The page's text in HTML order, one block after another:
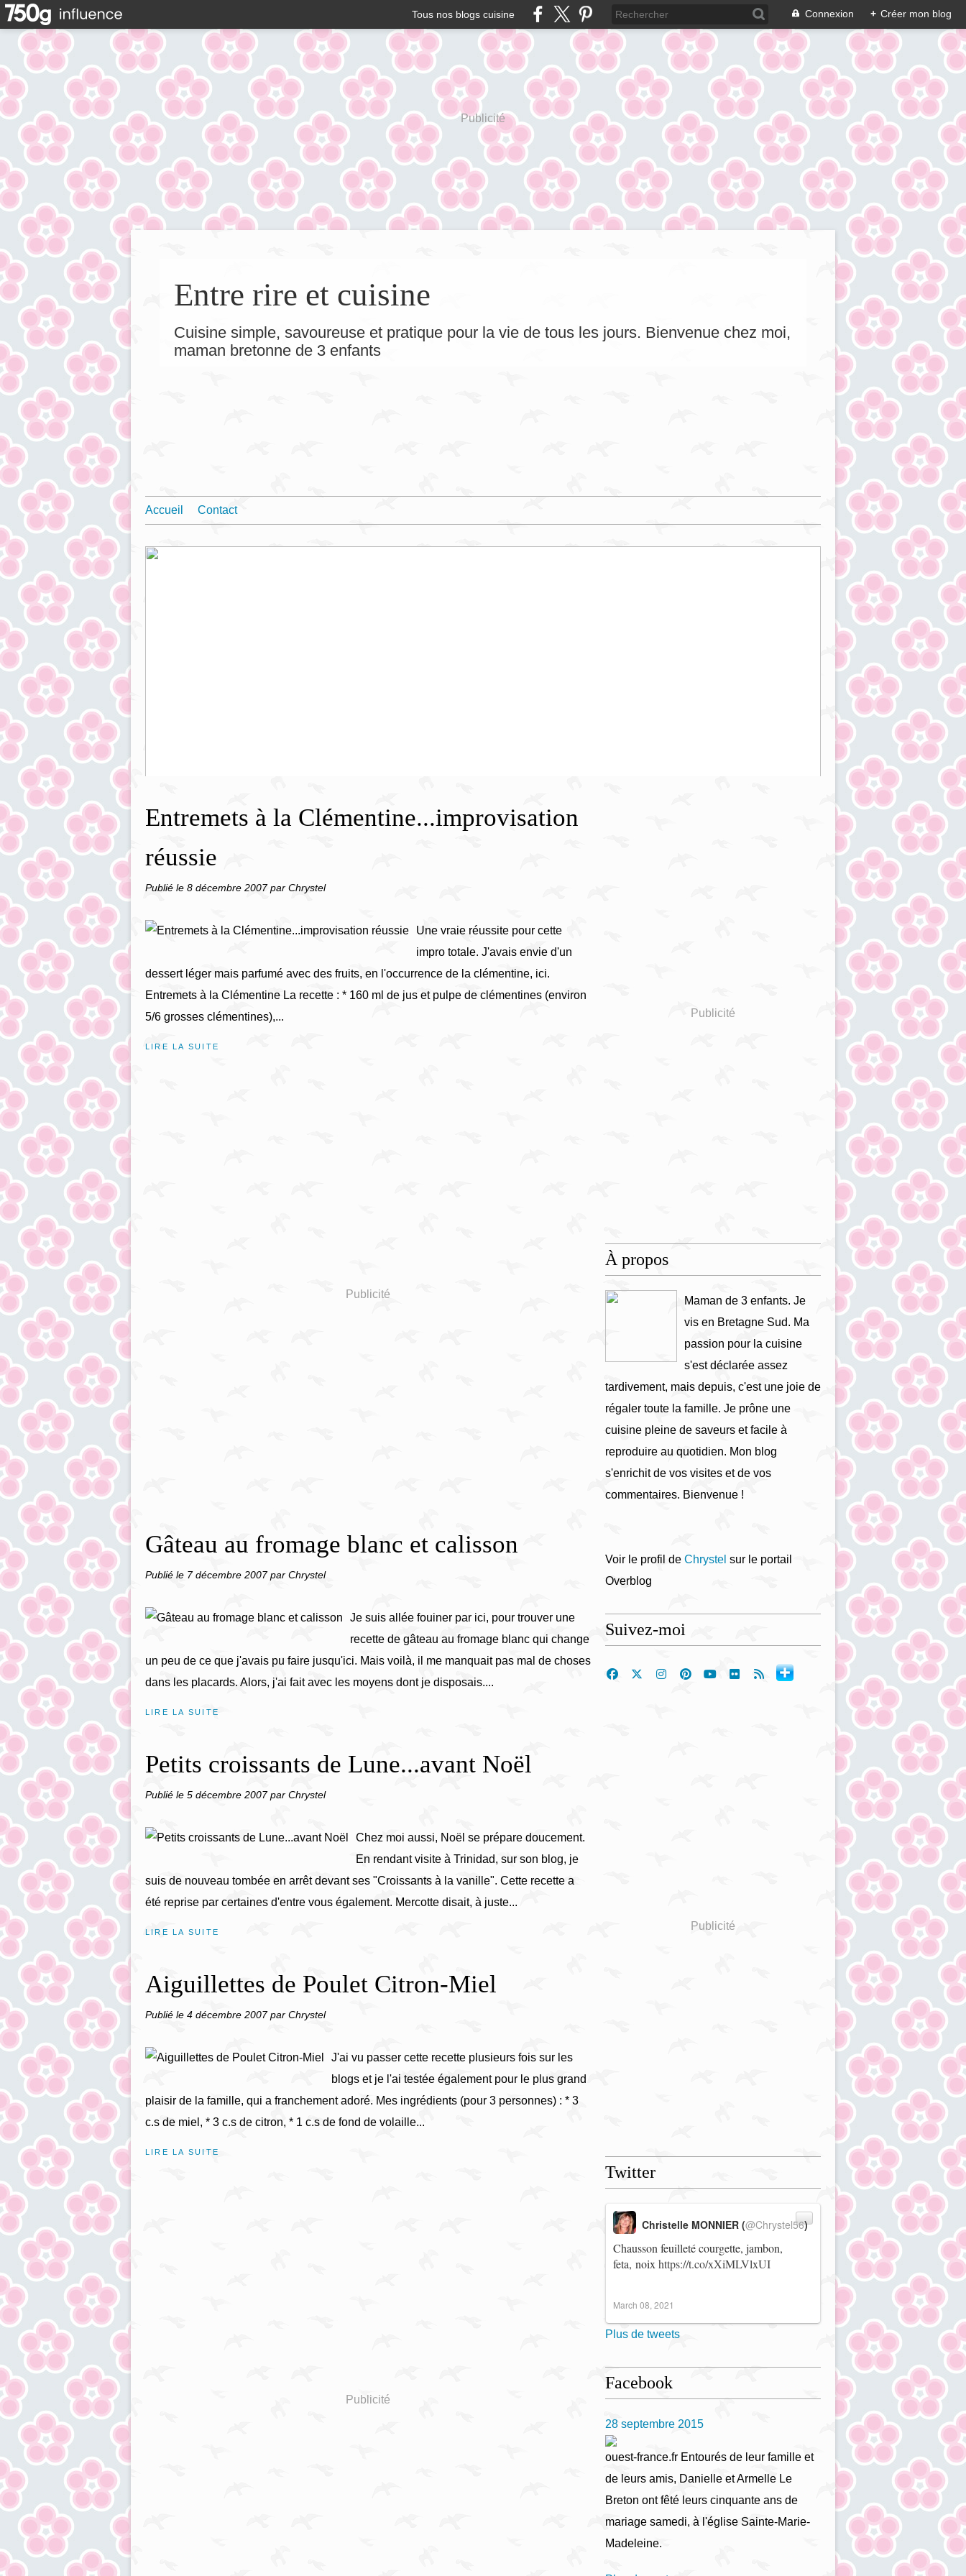
Tous nos blogs cuisine Connexion + Créer mon blog
Publicité
Entre rire et cuisine
Cuisine simple, savoureuse et pratique pour la vie de tous les jours. Bienvenue chez moi,
maman bretonne de 3 enfants
Accueil Contact
Entremets à la Clémentine...improvisation
réussie
Publié le 8 décembre 2007par Chrystel
Une vraie réussite pour cette
impro totale. J'avais envie d'un
dessert léger mais parfumé avec des fruits, en l'occurrence de la clémentine, ici.
Entremets à la Clémentine La recette : * 160 ml de jus et pulpe de clémentines (environ
5/6 grosses clémentines),...
LIRE LA SUITE
Publicité
Gâteau au fromage blanc et calisson
Publié le 7 décembre 2007par Chrystel
Je suis allée fouiner par ici, pour trouver une
recette de gâteau au fromage blanc qui change
un peu de ce que j'avais pu faire jusqu'ici. Mais voilà, il me manquait pas mal de choses
dans les placards. Alors, j'ai fait avec les moyens dont je disposais....
LIRE LA SUITE
Petits croissants de Lune...avant Noël
Publié le 5 décembre 2007par Chrystel
Chez moi aussi, Noël se prépare doucement.
En rendant visite à Trinidad, sur son blog, je
suis de nouveau tombée en arrêt devant ses "Croissants à la vanille". Cette recette a
été reprise par certaines d'entre vous également. Mercotte disait, à juste...
LIRE LA SUITE
Aiguillettes de Poulet Citron-Miel
Publié le 4 décembre 2007par Chrystel
J'ai vu passer cette recette plusieurs fois sur les
blogs et je l'ai testée également pour le plus grand
plaisir de la famille, qui a franchement adoré. Mes ingrédients (pour 3 personnes) : * 3
c.s de miel, * 3 c.s de citron, * 1 c.s de fond de volaille...
LIRE LA SUITE
Publicité
Publicité
À propos
Maman de 3 enfants. Je
vis en Bretagne Sud. Ma
passion pour la cuisine
s'est déclarée assez
tardivement, mais depuis, c'est une joie de
régaler toute la famille. Je prône une
cuisine pleine de saveurs et facile à
reproduire au quotidien. Mon blog
s'enrichit de vos visites et de vos
commentaires. Bienvenue !
Voir le profil de Chrystel sur le portail
Overblog
Suivez-moi
Publicité
Twitter
Chausson feuilleté courgette, jambon,
feta, noix https://t.co/xXiMLVlxUI
Christelle MONNIER (@Chrystel56)
March 08, 2021
Plus de tweets
Facebook
28 septembre 2015
ouest-france.fr Entourés de leur famille et
de leurs amis, Danielle et Armelle Le
Breton ont fêté leurs cinquante ans de
mariage samedi, à l'église Sainte-Marie-
Madeleine.